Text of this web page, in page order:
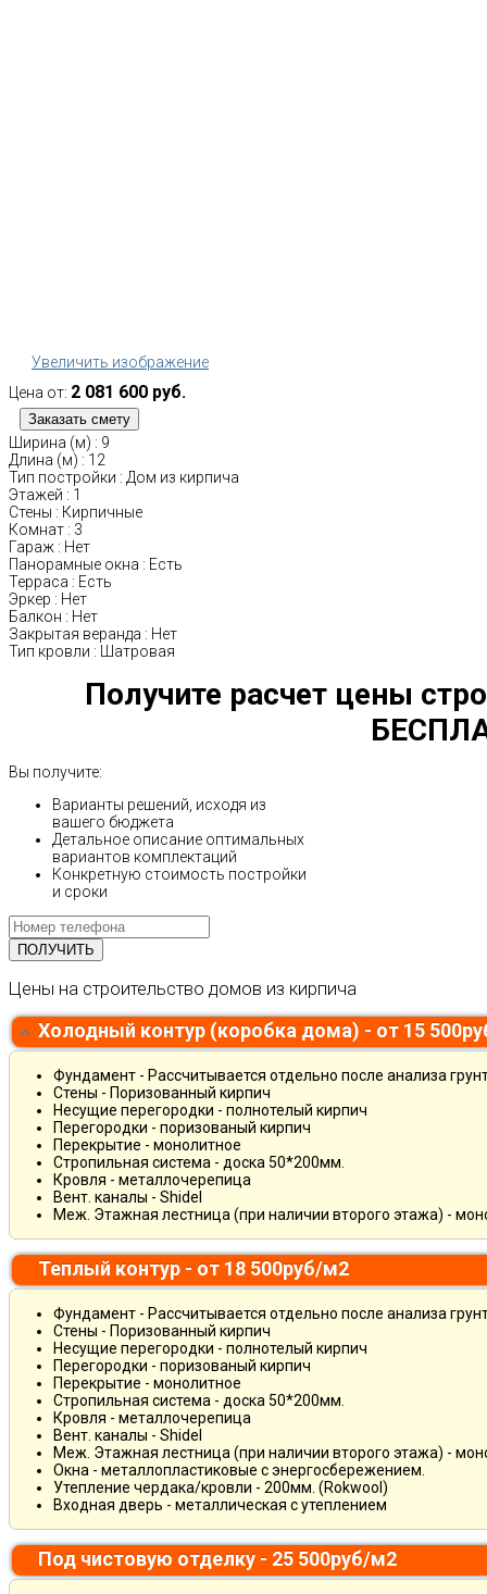
Увеличить изображение
Цена от: 2 081 600 руб.
Ширина (м) : 9
Длина (м) : 12
Тип постройки : Дом из кирпича
Этажей : 1
Стены : Кирпичные
Комнат : 3
Гараж : Нет
Панорамные окна : Есть
Терраса : Есть
Эркер : Нет
Балкон : Нет
Закрытая веранда : Нет
Тип кровли : Шатровая
Получите расчет цены
Вы получите:
Варианты решений, исходя из
вашего бюджета
Детальное описание оптимальных
вариантов комплектаций
Конкретную стоимость постройки
и сроки
Цены на строительство домов из кирпича
Холодный контур (коробка дома) - от 15
Фундамент - Рассчитывается отдельно после анализа
Стены - Поризованный кирпич
Несущие перегородки - полнотелый кирпич
Перегородки - поризованый кирпич
Перекрытие - монолитное
Стропильная система - доска 50*200мм.
Кровля - металлочерепица
Вент. каналы - Shidel
Меж. Этажная лестница (при наличии второго этажа) -
Теплый контур - от 18 500руб/м2
Фундамент - Рассчитывается отдельно после анализа
Стены - Поризованный кирпич
Несущие перегородки - полнотелый кирпич
Перегородки - поризованый кирпич
Перекрытие - монолитное
Стропильная система - доска 50*200мм.
Кровля - металлочерепица
Вент. каналы - Shidel
Меж. Этажная лестница (при наличии второго этажа) -
Окна - металлопластиковые с энергосбережением.
Утепление чердака/кровли - 200мм. (Rokwool)
Входная дверь - металлическая с утеплением
Под чистовую отделку - 25 500руб/м2